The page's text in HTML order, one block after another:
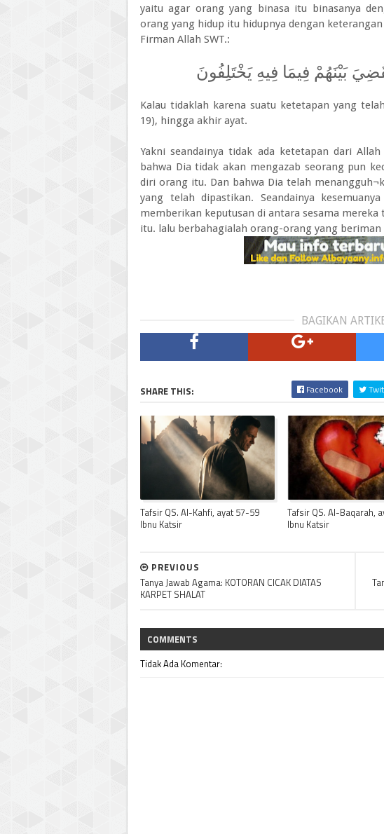
yaitu agar orang yang binasa itu binasanya
orang yang hidup itu hidupnya dengan
Firman Allah SWT.:
بَيْنَهُمْ فِيمَا فِيهِ يَخْتَلِفُونَ
Kalau tidaklah karena suatu ketetapan yang
19), hingga akhir ayat.
Yakni seandainya tidak ada ketetapan dari
bahwa Dia tidak akan mengazab seorang pun
diri orang itu. Dan bahwa Dia telah
yang telah dipastikan. Seandainya
memberikan keputusan di antara sesama
itu. lalu berbahagialah orang-orang yang
BAGIKAN
SHARE THIS: Facebook
Tafsir QS. Al-Kahfi, ayat 57-59
Ibnu Katsir
Tafsir QS. Al-Baqarah,
Ibnu Katsir
PREVIOUS
Tanya Jawab Agama: KOTORAN CICAK DIATAS
KARPET SHALAT
COMMENTS
Tidak Ada Komentar: